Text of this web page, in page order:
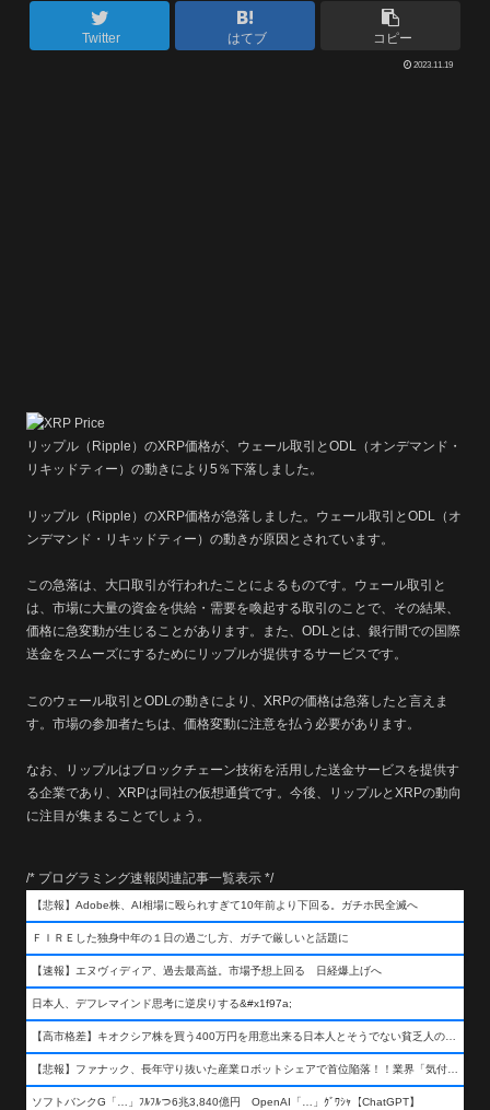
Twitter はてブ コピー
2023.11.19
リップル（Ripple）のXRP価格が、ウェール取引とODL（オンデマンド・
リキッドティー）の動きにより5％下落しました。
リップル（Ripple）のXRP価格が急落しました。ウェール取引とODL（オ
ンデマンド・リキッドティー）の動きが原因とされています。
この急落は、大口取引が行われたことによるものです。ウェール取引と
は、市場に大量の資金を供給・需要を喚起する取引のことで、その結果、
価格に急変動が生じることがあります。また、ODLとは、銀行間での国際
送金をスムーズにするためにリップルが提供するサービスです。
このウェール取引とODLの動きにより、XRPの価格は急落したと言えま
す。市場の参加者たちは、価格変動に注意を払う必要があります。
なお、リップルはブロックチェーン技術を活用した送金サービスを提供す
る企業であり、XRPは同社の仮想通貨です。今後、リップルとXRPの動向
に注目が集まることでしょう。
/* プログラミング速報関連記事一覧表示 */
【悲報】Adobe株、AI相場に殴られすぎて10年前より下回る。ガチホ民全滅へ
ＦＩＲＥした独身中年の１日の過ごし方、ガチで厳しいと話題に
【速報】エヌヴィディア、過去最高益。市場予想上回る 日経爆上げへ
日本人、デフレマインド思考に逆戻りする&#x1f97a;
【高市格差】キオクシア株を買う400万円を用意出来る日本人とそうでない貧乏人の差が超広まるって事よ
【悲報】ファナック、長年守り抜いた産業ロボットシェアで首位陥落！！業界「気付いたら一気に抜かれていた…」
ソフトバンクG「…」ﾌﾙﾌﾙつ6兆3,840億円 OpenAI「…」ｸﾞﾜｼｬ【ChatGPT】